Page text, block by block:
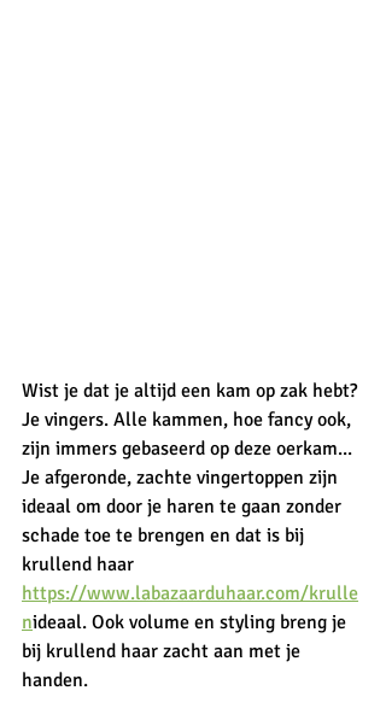
Wist je dat je altijd een kam op zak hebt?
Je vingers. Alle kammen, hoe fancy ook,
zijn immers gebaseerd op deze oerkam...
Je afgeronde, zachte vingertoppen zijn
ideaal om door je haren te gaan zonder
schade toe te brengen en dat is bij
krullend haar
https://www.labazaarduhaar.com/krulle
nideaal. Ook volume en styling breng je
bij krullend haar zacht aan met je
handen.